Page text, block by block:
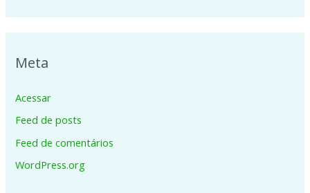
Meta
Acessar
Feed de posts
Feed de comentários
WordPress.org